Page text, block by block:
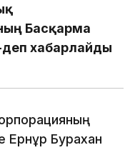
Басқарма
хабарлайды
Ернұр Бурахан